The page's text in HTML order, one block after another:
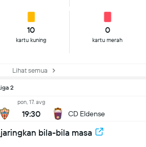
10
kartu kuning
0
kartu merah
Lihat semua
2
pon, 17. avg
19:30 CD Eldense
bila-bila masa